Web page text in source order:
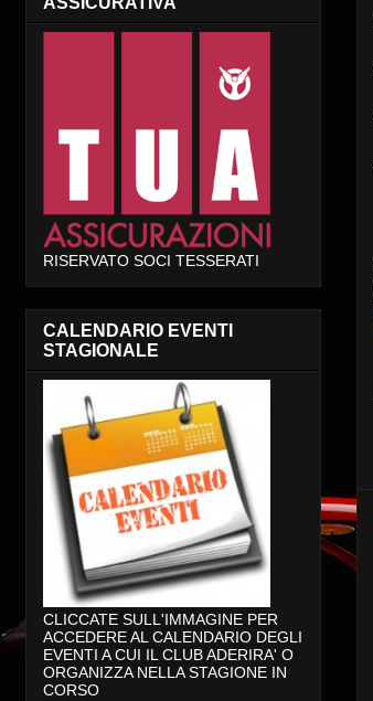
RISERVATO SOCI TESSERATI
CALENDARIO EVENTI
STAGIONALE
CLICCATE SULL'IMMAGINE PER
ACCEDERE AL CALENDARIO DEGLI
EVENTI A CUI IL CLUB ADERIRA' O
ORGANIZZA NELLA STAGIONE IN
CORSO